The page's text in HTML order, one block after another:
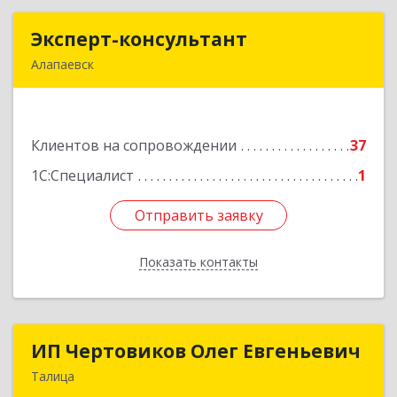
Эксперт-консультант
Алапаевск
Клиентов на сопровождении
37
1С:Специалист
1
Отправить заявку
Показать контакты
Эксперт-консультант
Подробнее
Отправить заявку
Назад
ИП Чертовиков Олег Евгеньевич
Талица
ИП Чертовиков Олег Евгеньевич